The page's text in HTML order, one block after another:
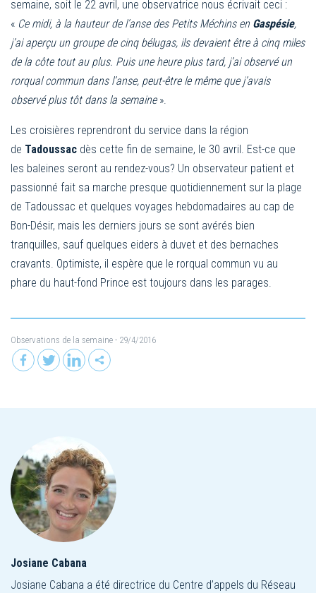
semaine, soit le 22 avril, une observatrice nous écrivait ceci :
« Ce midi, à la hauteur de l’anse des Petits Méchins en Gaspésie,
j’ai aperçu un groupe de cinq bélugas, ils devaient être à cinq miles
de la côte tout au plus. Puis une heure plus tard, j’ai observé un
rorqual commun dans l’anse, peut-être le même que j’avais
observé plus tôt dans la semaine».
Les croisières reprendront du service dans la région
de Tadoussac dès cette fin de semaine, le 30 avril. Est-ce que
les baleines seront au rendez-vous? Un observateur patient et
passionné fait sa marche presque quotidiennement sur la plage
de Tadoussac et quelques voyages hebdomadaires au cap de
Bon-Désir, mais les derniers jours se sont avérés bien
tranquilles, sauf quelques eiders à duvet et des bernaches
cravants. Optimiste, il espère que le rorqual commun vu au
phare du haut-fond Prince est toujours dans les parages.
Observations de la semaine - 29/4/2016
Josiane Cabana
Josiane Cabana a été directrice du Centre d’appels du Réseau